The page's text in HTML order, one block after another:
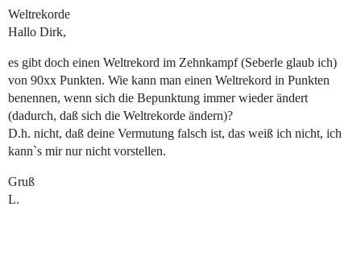
Weltrekorde
Hallo Dirk,
es gibt doch einen Weltrekord im Zehnkampf (Seberle glaub ich)
von 90xx Punkten. Wie kann man einen Weltrekord in Punkten
benennen, wenn sich die Bepunktung immer wieder ändert
(dadurch, daß sich die Weltrekorde ändern)?
D.h. nicht, daß deine Vermutung falsch ist, das weiß ich nicht, ich
kann`s mir nur nicht vorstellen.
Gruß
L.